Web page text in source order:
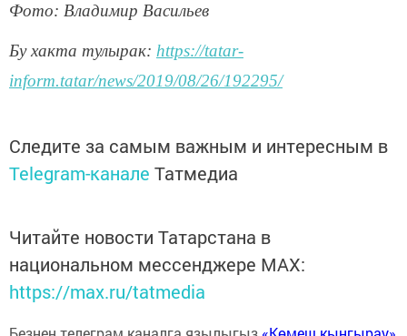
Фото: Владимир Васильев
Бу хакта тулырак: https://tatar-
inform.tatar/news/2019/08/26/192295/
Следите за самым важным и интересным в
Telegram-канале Татмедиа
Читайте новости Татарстана в
национальном мессенджере MАХ:
https://max.ru/tatmedia